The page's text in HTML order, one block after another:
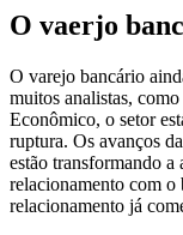
O vaerjo
O varejo bancário
muitos analistas,
Econômico, o setor
ruptura. Os avanços
estão transformando
relacionamento com
relacionamento já